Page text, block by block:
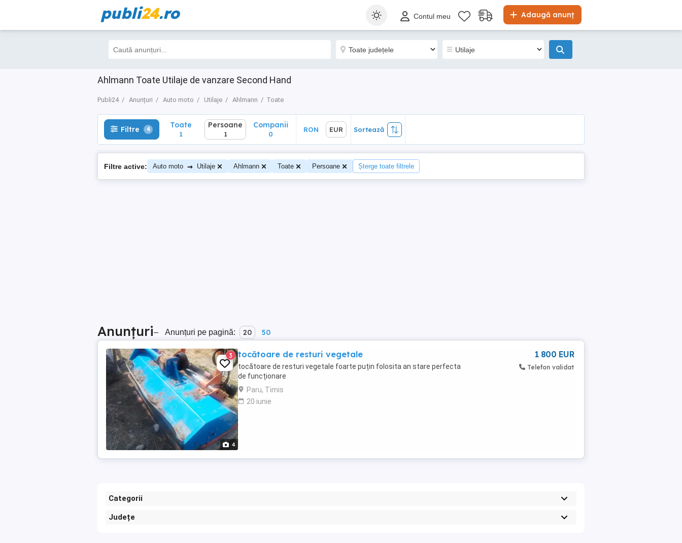
publi24.ro Adaugă anunț
Contul meu
Ahlmann Toate Utilaje de vanzare Second Hand
Publi24 Anunțuri Auto moto Utilaje Ahlmann Toate
Filtre 4 Toate
1
Sortează
Filtre 4 Toate
1
Persoane
1
Companii
0
RON EUR Sortează
Filtre active: Auto moto → Utilaje Ahlmann Toate Persoane Șterge toate filtrele
Anunțuri– Anunțuri pe pagină: 20 50
4
3 tocătoare de resturi vegetale
tocătoare de resturi vegetale foarte puțin folosita an stare perfecta
de funcționare
Paru, Timis
20 iunie
1 800 EUR
Telefon validat
Categorii
Județe